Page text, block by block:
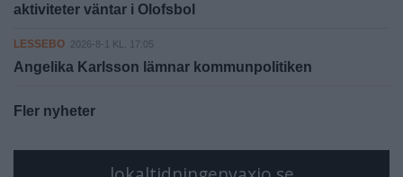
aktiviteter väntar i Olofsbol
LESSEBO 2026-8-1 KL. 17:05
Angelika Karlsson lämnar kommunpolitiken
Fler nyheter